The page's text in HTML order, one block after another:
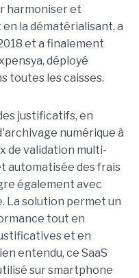
harmoniser et
la dématérialisant, a
et a finalement
déployé
toutes les caisses.
justificatifs, en
numérique à
de validation multi-
automatisée des frais
également avec
La solution permet un
tout en
et en
entendu, ce SaaS
sur smartphone